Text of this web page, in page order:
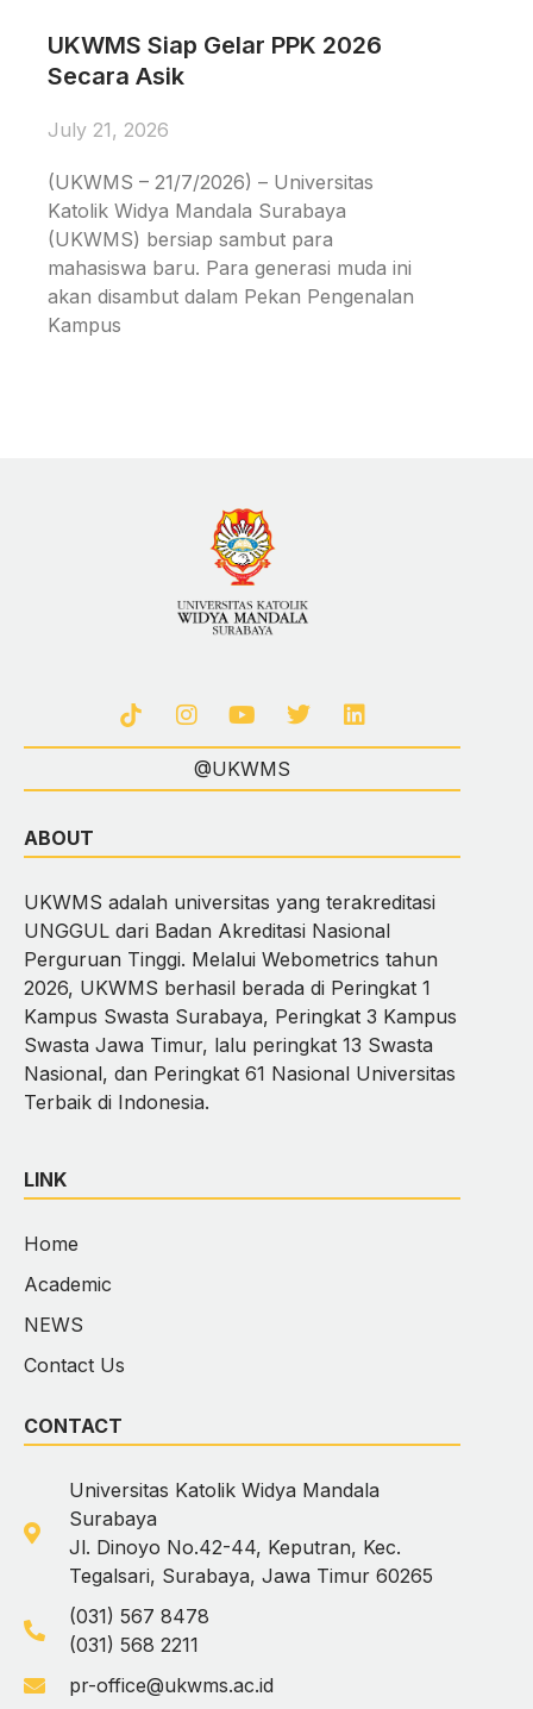
UKWMS Siap Gelar PPK 2026
Secara Asik
July 21, 2026
(UKWMS – 21/7/2026) – Universitas
Katolik Widya Mandala Surabaya
(UKWMS) bersiap sambut para
mahasiswa baru. Para generasi muda ini
akan disambut dalam Pekan Pengenalan
Kampus
@UKWMS
ABOUT
UKWMS adalah universitas yang terakreditasi
UNGGUL dari Badan Akreditasi Nasional
Perguruan Tinggi. Melalui Webometrics tahun
2026, UKWMS berhasil berada di Peringkat 1
Kampus Swasta Surabaya, Peringkat 3 Kampus
Swasta Jawa Timur, lalu peringkat 13 Swasta
Nasional, dan Peringkat 61 Nasional Universitas
Terbaik di Indonesia.
LINK
Home
Academic
NEWS
Contact Us
CONTACT
Universitas Katolik Widya Mandala
Surabaya
Jl. Dinoyo No.42-44, Keputran, Kec.
Tegalsari, Surabaya, Jawa Timur 60265
(031) 567 8478
(031) 568 2211
pr-office@ukwms.ac.id